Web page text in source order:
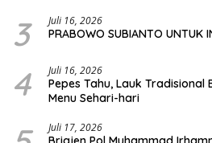
3 Juli 16, 2026
PRABOWO SUBIANTO UNTUK
4 Juli 16, 2026
Pepes Tahu, Lauk Tradisional
Menu Sehari-hari
Juli 17, 2026